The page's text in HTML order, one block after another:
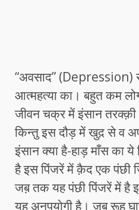
“अवसाद” (Depression)
आत्महत्या का। बहुत कम
जीवन चक्र में इंसान तरक्क़ी
किन्तु इस दौड़ में खुद़ से व
इंसान क्या है-हाड़ माँस का ये
है इस पिंजरें में क़ैद एक पंछी
जब़ तक यह पंछी पिंजरें में है
यह अनुपयोगी है। जब़ रूह़